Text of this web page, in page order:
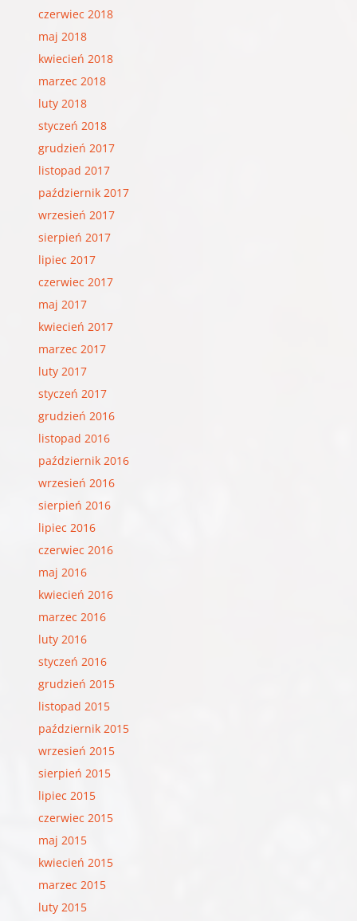
czerwiec 2018
maj 2018
kwiecień 2018
marzec 2018
luty 2018
styczeń 2018
grudzień 2017
listopad 2017
październik 2017
wrzesień 2017
sierpień 2017
lipiec 2017
czerwiec 2017
maj 2017
kwiecień 2017
marzec 2017
luty 2017
styczeń 2017
grudzień 2016
listopad 2016
październik 2016
wrzesień 2016
sierpień 2016
lipiec 2016
czerwiec 2016
maj 2016
kwiecień 2016
marzec 2016
luty 2016
styczeń 2016
grudzień 2015
listopad 2015
październik 2015
wrzesień 2015
sierpień 2015
lipiec 2015
czerwiec 2015
maj 2015
kwiecień 2015
marzec 2015
luty 2015